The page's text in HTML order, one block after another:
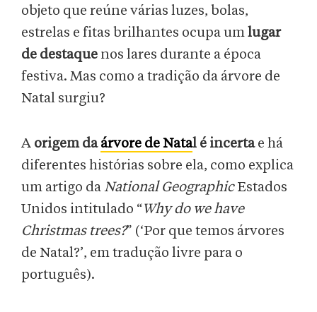
objeto que reúne várias luzes, bolas,
estrelas e fitas brilhantes ocupa umlugar
de destaque nos lares durante a época
festiva. Mas como a tradição da árvore de
Natal surgiu?
A origem daárvore de Natal é incertae há
diferentes histórias sobre ela, como explica
um artigo daNational GeographicEstados
Unidos intitulado “Why do we have
Christmas trees?” (‘Por que temos árvores
de Natal?’, em tradução livre para o
português).